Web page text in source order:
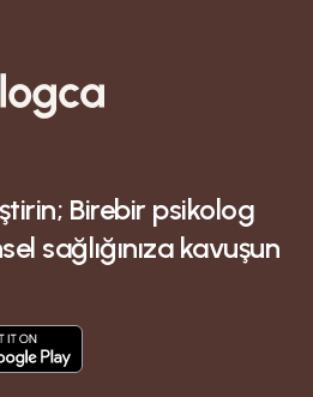
Birebir psikolog
sağlığınıza kavuşun